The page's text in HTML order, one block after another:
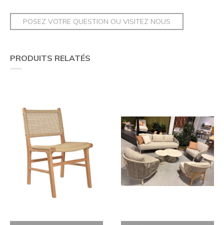
POSEZ VOTRE QUESTION OU VISITEZ NOUS
PRODUITS RELATÉS